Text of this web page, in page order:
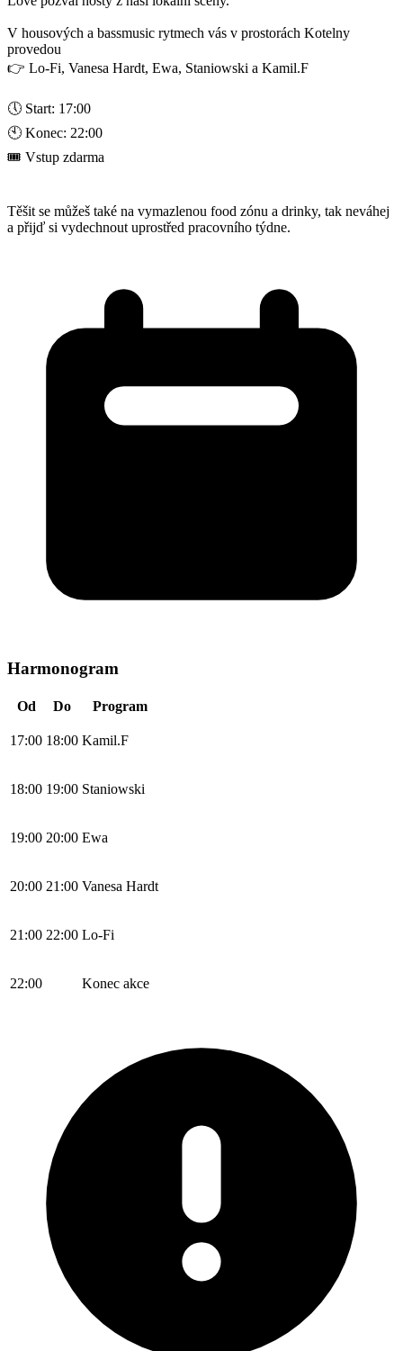
V housových a bassmusic rytmech vás v prostorách Kotelny
provedou
👉 Lo-Fi, Vanesa Hardt, Ewa, Staniowski a Kamil.F
🕔 Start: 17:00
🕙 Konec: 22:00
🎟 Vstup zdarma
Těšit se můžeš také na vymazlenou food zónu a drinky, tak neváhej
a přijď si vydechnout uprostřed pracovního týdne.
Harmonogram
Od Do Program
17:00 18:00 Kamil.F
18:00 19:00 Staniowski
19:00 20:00 Ewa
20:00 21:00 Vanesa Hardt
21:00 22:00 Lo-Fi
22:00 Konec akce